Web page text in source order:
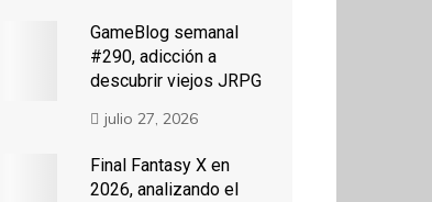
GameBlog semanal
#290, adicción a
descubrir viejos JRPG
julio 27, 2026
Final Fantasy X en
2026, analizando el